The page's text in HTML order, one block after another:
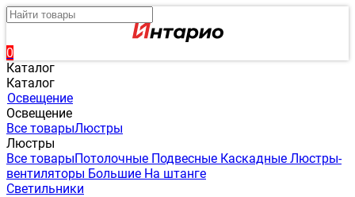
0
Каталог
Каталог
Освещение
Освещение
Все товарыЛюстры
Люстры
Все товарыПотолочные Подвесные Каскадные Люстры-
вентиляторы Большие На штанге
Светильники